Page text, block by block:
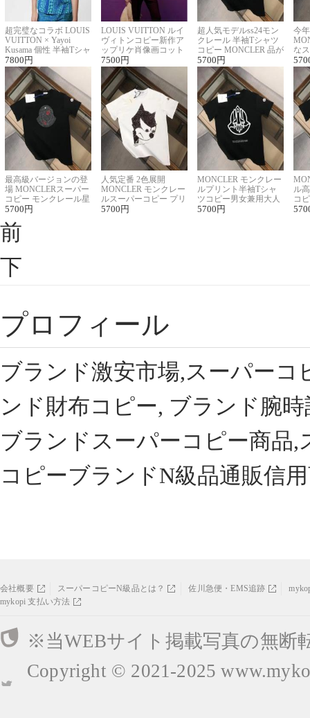
超完璧なコラボ LOUIS
VUITTON × Yayoi
Kusama 個性 半袖Tシャ
ツコピー男女兼用
7800 円
LOUIS VUITTON ルイ
ヴィトンコピー新作ア
ップリケ肖像画コット
ンニット半袖Tシャツ
7500 円
超人気モデルss24モン
クレール 半袖Tシャツ
コピー MONCLER 品が
良く見た目
5700 円
今
な
ル
最高級バージョンの登
場 MONCLERスーパー
コピー モンクレール星
座半袖Tシャツ
5700 円
人気定番 2色展開
MONCLER モンクレー
ルスーパーコピー プリ
ント半袖Tシャツ
5700 円
MONCLER モンクレー
ルプリント半袖Tシャ
ツコピー男女兼用大人
可愛い春夏コーデ
5700 円
ル
コ
ィ
前
下
プロフィール
ブランド激安市場,スーパー
ンド財布コピー, ブランド腕
ブランドスーパーコピー商品
コピーブランドN級品通販信
会社概要 スーパーコピーN級品とは？ 佐川急便・EMS追跡
mykopi 支払い方法
※当WEBサイト掲載写真の無断
Copyright © 2021-2025